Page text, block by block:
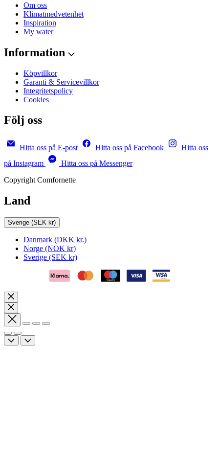
Om oss
Klimatmedvetenhet
Inspiration
My water
Information
Köpvillkor
Garanti & Servicevillkor
Integritetspolicy
Cookies
Följ oss
Hitta oss på E-post Hitta oss på Facebook
Hitta oss
på Instagram
Hitta oss på Messenger
Copyright Comfornette
Land
Sverige (SEK kr)
Danmark (DKK kr.)
Norge (NOK kr)
Sverige (SEK kr)